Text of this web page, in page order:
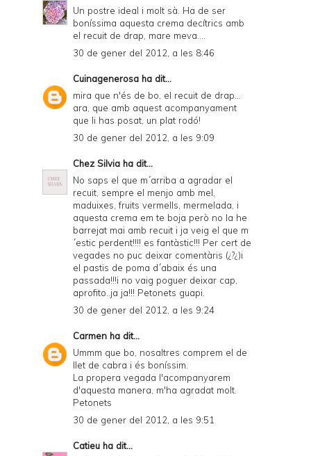
i
d
P
D
F
Un postre ideal i molt sà. Ha de ser
boníssima aquesta crema decítrics amb
el recuit de drap, mare meva....
30 de gener del 2012, a les 8:46
Cuinagenerosa ha dit...
mira que n'és de bo, el recuit de drap...
ara, que amb aquest acompanyament
que li has posat, un plat rodó!
30 de gener del 2012, a les 9:09
Chez Silvia ha dit...
No saps el que m´arriba a agradar el
recuit, sempre el menjo amb mel,
maduixes, fruits vermells, mermelada, i
aquesta crema em te boja però no la he
barrejat mai amb recuit i ja veig el que m
´estic perdent!!!! es fantàstic!!! Per cert de
vegades no puc deixar comentàris (¿?¿)i
el pastis de poma d´abaix és una
passada!!!i no vaig poguer deixar cap,
aprofito..ja ja!!! Petonets guapi.
30 de gener del 2012, a les 9:24
Carmen ha dit...
Ummm que bo, nosaltres comprem el de
llet de cabra i és boníssim.
La propera vegada l'acompanyarem
d'aquesta manera, m'ha agradat molt.
Petonets
30 de gener del 2012, a les 9:51
Catieu ha dit...